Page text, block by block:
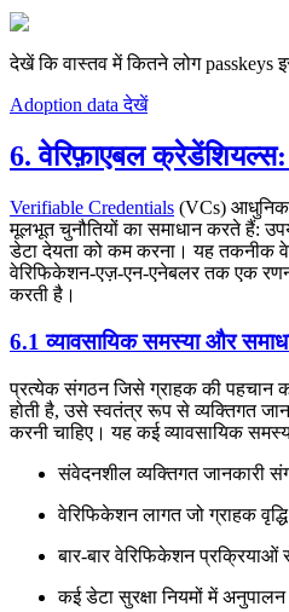
देखें कि वास्तव में कितने लोग passkeys
Adoption data देखें
6. वेरिफ़ाएबल क्रेडेंशियल्स:
Verifiable Credentials (VCs) आधुनिक
मूलभूत चुनौतियों का समाधान करते हैं:
डेटा देयता को कम करना। यह तकनीक
वेरिफिकेशन-एज़-एन-एनेबलर तक एक
करती है।
6.1 व्यावसायिक समस्या और
प्रत्येक संगठन जिसे ग्राहक की पहचान
होती है, उसे स्वतंत्र रूप से व्यक्तिगत
करनी चाहिए। यह कई व्यावसायिक
संवेदनशील व्यक्तिगत जानकारी
वेरिफिकेशन लागत जो ग्राहक
बार-बार वेरिफिकेशन प्रक्रियाओं
कई डेटा सुरक्षा नियमों में